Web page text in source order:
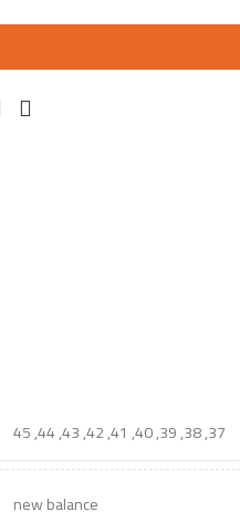
37
,
38
,
39
,
40
,
41
,
42
,
43
,
44
,
45
new balance